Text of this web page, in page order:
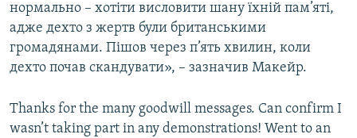
нормально – хотіти висловити шану їхній пам’яті,
адже дехто з жертв були британськими
громадянами. Пішов через п’ять хвилин, коли
дехто почав скандувати», – зазначив Макейр.
Thanks for the many goodwill messages. Can confirm I
wasn’t taking part in any demonstrations! Went to an